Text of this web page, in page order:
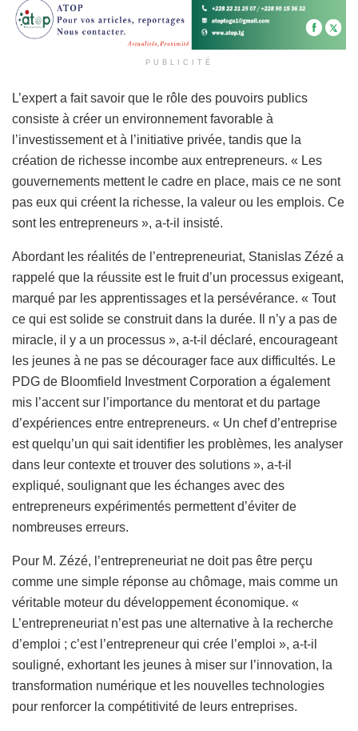
PUBLICITÉ
L’expert a fait savoir que le rôle des pouvoirs publics
consiste à créer un environnement favorable à
l’investissement et à l’initiative privée, tandis que la
création de richesse incombe aux entrepreneurs. « Les
gouvernements mettent le cadre en place, mais ce ne sont
pas eux qui créent la richesse, la valeur ou les emplois. Ce
sont les entrepreneurs », a-t-il insisté.
Abordant les réalités de l’entrepreneuriat, Stanislas Zézé a
rappelé que la réussite est le fruit d’un processus exigeant,
marqué par les apprentissages et la persévérance. « Tout
ce qui est solide se construit dans la durée. Il n’y a pas de
miracle, il y a un processus », a-t-il déclaré, encourageant
les jeunes à ne pas se décourager face aux difficultés. Le
PDG de Bloomfield Investment Corporation a également
mis l’accent sur l’importance du mentorat et du partage
d’expériences entre entrepreneurs. « Un chef d’entreprise
est quelqu’un qui sait identifier les problèmes, les analyser
dans leur contexte et trouver des solutions », a-t-il
expliqué, soulignant que les échanges avec des
entrepreneurs expérimentés permettent d’éviter de
nombreuses erreurs.
Pour M. Zézé, l’entrepreneuriat ne doit pas être perçu
comme une simple réponse au chômage, mais comme un
véritable moteur du développement économique. «
L’entrepreneuriat n’est pas une alternative à la recherche
d’emploi ; c’est l’entrepreneur qui crée l’emploi », a-t-il
souligné, exhortant les jeunes à miser sur l’innovation, la
transformation numérique et les nouvelles technologies
pour renforcer la compétitivité de leurs entreprises.